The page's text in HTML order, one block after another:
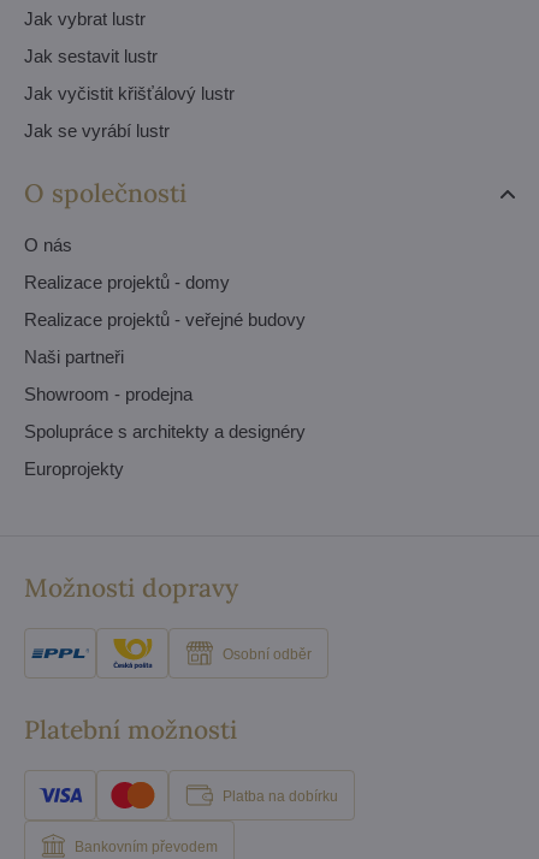
Jak vybrat lustr
Jak sestavit lustr
Jak vyčistit křišťálový lustr
Jak se vyrábí lustr
O společnosti
O nás
Realizace projektů - domy
Realizace projektů - veřejné budovy
Naši partneři
Showroom - prodejna
Spolupráce s architekty a designéry
Europrojekty
Možnosti dopravy
Osobní odběr
Platební možnosti
Platba na dobírku
Bankovním převodem